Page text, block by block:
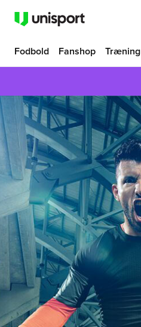
Fodbold Fanshop Træning